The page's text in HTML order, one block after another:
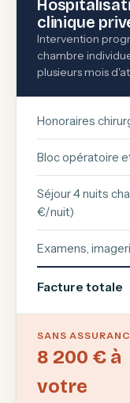
clinique
Intervention
chambre
plusieurs mois
Honoraires
Bloc opératoire
Séjour 4 nuits
€/nuit)
Examens,
Facture totale
SANS
8 200 € à
votre